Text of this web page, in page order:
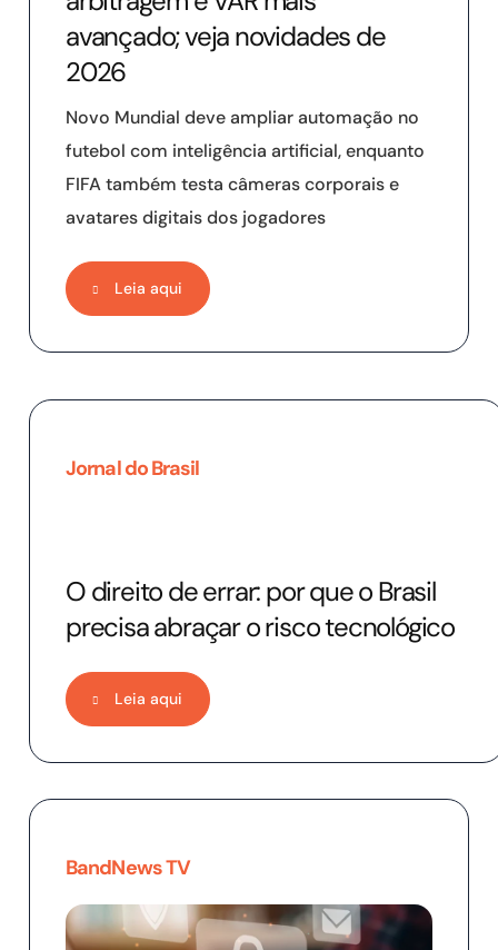
avançado; veja novidades de
2026
Novo Mundial deve ampliar automação no
futebol com inteligência artificial, enquanto
FIFA também testa câmeras corporais e
avatares digitais dos jogadores
Leia aqui
Jornal do Brasil
O direito de errar: por que o Brasil
precisa abraçar o risco tecnológico
Leia aqui
BandNews TV